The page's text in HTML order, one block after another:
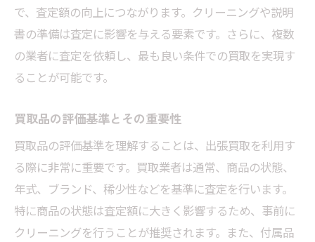
大切な思い出を尊重した出張買取で始める東京
都の遺品整理
思い出を守る遺品整理の進め方
出張買取による価値ある遺品の適正評価
出張買取が提供する心理的サポート
大切な品を手放す不安を軽減する方法
東京都での時短遺品整理出張買取で効率的に進
める方法
で、査定額の向上につながります。クリーニングや説明
書の準備は査定に影響を与える要素です。さらに、複数
の業者に査定を依頼し、最も良い条件での買取を実現す
ることが可能です。
買取品の評価基準とその重要性
買取品の評価基準を理解することは、出張買取を利用す
る際に非常に重要です。買取業者は通常、商品の状態、
年式、ブランド、稀少性などを基準に査定を行います。
特に商品の状態は査定額に大きく影響するため、事前に
クリーニングを行うことが推奨されます。また、付属品